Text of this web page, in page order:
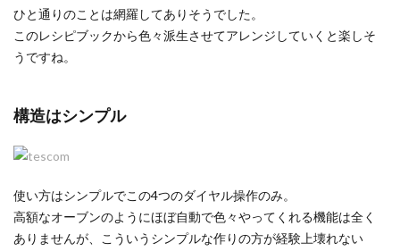
ひと通りのことは網羅してありそうでした。
このレシピブックから色々派生させてアレンジしていくと楽しそ
うですね。
構造はシンプル
使い方はシンプルでこの4つのダイヤル操作のみ。
高額なオーブンのようにほぼ自動で色々やってくれる機能は全く
ありませんが、こういうシンプルな作りの方が経験上壊れない